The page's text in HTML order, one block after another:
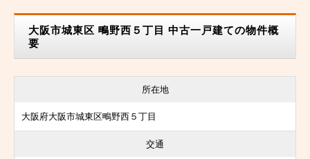
大阪市城東区 鴫野西５丁目 中古一戸建ての物件概
要
所在地
大阪府大阪市城東区鴫野西５丁目
交通